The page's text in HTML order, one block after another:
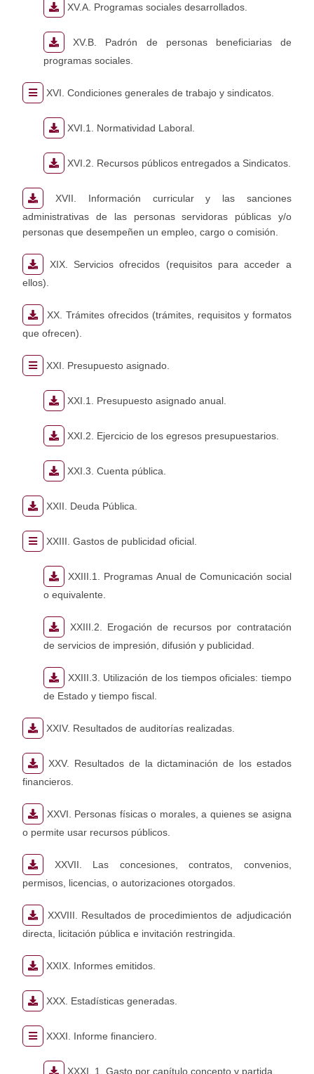
XV.A. Programas sociales desarrollados.
XV.B. Padrón de personas beneficiarias de
programas sociales.
XVI. Condiciones generales de trabajo y sindicatos.
XVI.1. Normatividad Laboral.
XVI.2. Recursos públicos entregados a Sindicatos.
XVII. Información curricular y las sanciones
administrativas de las personas servidoras públicas y/o
personas que desempeñen un empleo, cargo o comisión.
XIX. Servicios ofrecidos (requisitos para acceder a
ellos).
XX. Trámites ofrecidos (trámites, requisitos y formatos
que ofrecen).
XXI. Presupuesto asignado.
XXI.1. Presupuesto asignado anual.
XXI.2. Ejercicio de los egresos presupuestarios.
XXI.3. Cuenta pública.
XXII. Deuda Pública.
XXIII. Gastos de publicidad oficial.
XXIII.1. Programas Anual de Comunicación social
o equivalente.
XXIII.2. Erogación de recursos por contratación
de servicios de impresión, difusión y publicidad.
XXIII.3. Utilización de los tiempos oficiales: tiempo
de Estado y tiempo fiscal.
XXIV. Resultados de auditorías realizadas.
XXV. Resultados de la dictaminación de los estados
financieros.
XXVI. Personas físicas o morales, a quienes se asigna
o permite usar recursos públicos.
XXVII. Las concesiones, contratos, convenios,
permisos, licencias, o autorizaciones otorgados.
XXVIII. Resultados de procedimientos de adjudicación
directa, licitación pública e invitación restringida.
XXIX. Informes emitidos.
XXX. Estadísticas generadas.
XXXI. Informe financiero.
XXXI. 1. Gasto por capítulo,concepto y partida.